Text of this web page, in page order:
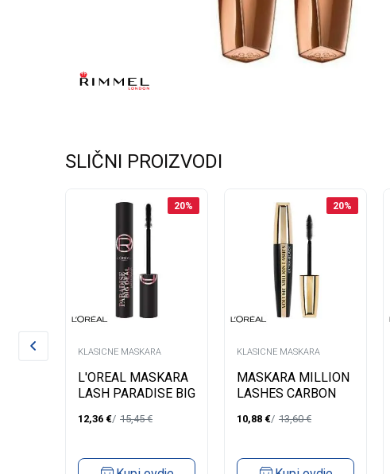
SLIČNI PROIZVODI
20%
KLASICNE MASKARA
L'OREAL MASKARA
LASH PARADISE BIG
12,36 € 15,45€
20%
KLASICNE MASKARA
MASKARA MILLION
LASHES CARBON
10,88 € 13,60€